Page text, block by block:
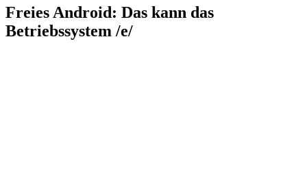
Freies Android: Das kann das
Betriebssystem /e/